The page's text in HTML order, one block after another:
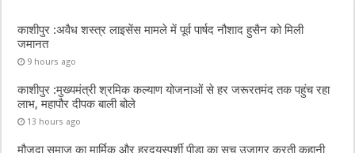
काशीपुर :अवैध शस्त्र लाइसेंस मामले में पूर्व पार्षद नौशाद हुसैन को मिली
जमानत
9 hours ago
काशीपुर :मुख्यमंत्री श्रमिक कल्याण योजनाओं से हर जरूरतमंद तक पहुंच रहा
लाभ, महापौर दीपक बाली बोले
13 hours ago
मौजूदा समाज का मार्मिक और ह्रदयस्पर्शी पीड़ा का सच उजागर करती कहानी